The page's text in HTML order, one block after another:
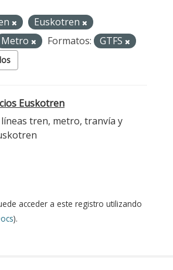
Euskotren
Metro Formatos: GTFS
Euskotren
tren, metro, tranvía y
acceder a este registro utilizando
).